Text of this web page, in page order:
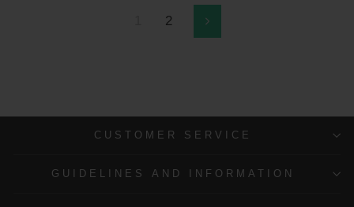
2 Next
CUSTOMER SERVICE
GUIDELINES AND INFORMATION